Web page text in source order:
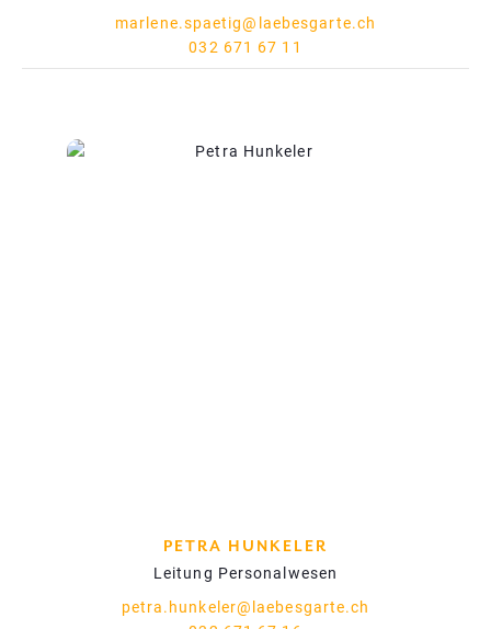
marlene.spaetig@laebesgarte.ch
032 671 67 11
PETRA HUNKELER
Leitung Personalwesen
petra.hunkeler@laebesgarte.ch